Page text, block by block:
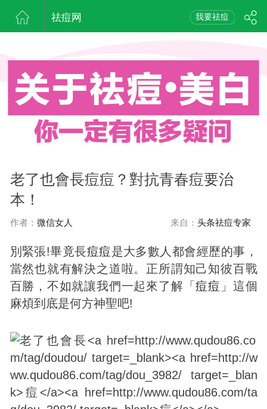
祛痘网 我要祛痘
老了也會長痘痘？對抗青春痘要治
本！
作者： 微信女人 来自： 头条祛痘专家
別緊張!畢竟長痘痘是大多數人都會經歷的事，
當然也就有解決之道啦。正所謂知己知彼百戰
百勝，不如就讓我們一起來了解「痘痘 」這個
麻煩到底是何方神聖吧!